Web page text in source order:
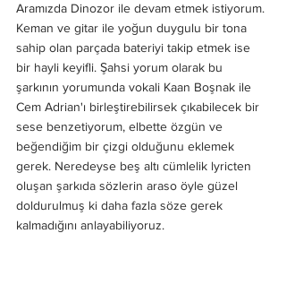
Aramızda Dinozor ile devam etmek istiyorum.
Keman ve gitar ile yoğun duygulu bir tona
sahip olan parçada bateriyi takip etmek ise
bir hayli keyifli. Şahsi yorum olarak bu
şarkının yorumunda vokali Kaan Boşnak ile
Cem Adrian'ı birleştirebilirsek çıkabilecek bir
sese benzetiyorum, elbette özgün ve
beğendiğim bir çizgi olduğunu eklemek
gerek. Neredeyse beş altı cümlelik lyricten
oluşan şarkıda sözlerin araso öyle güzel
doldurulmuş ki daha fazla söze gerek
kalmadığını anlayabiliyoruz.